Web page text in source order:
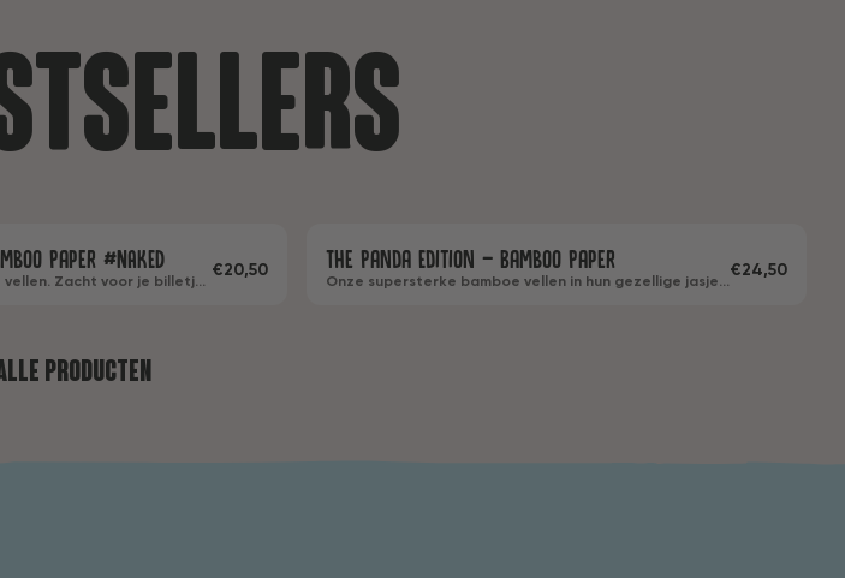
2 & 3-laags
Paper #NAKED
Zacht voor je billetjes
€20,50
Bamboe Met wikkel 2 & 3-laags
The Panda Edition - Bamboo Paper
Onze supersterke bamboe vellen in hun gezellige jasjes.
€24,50
producten